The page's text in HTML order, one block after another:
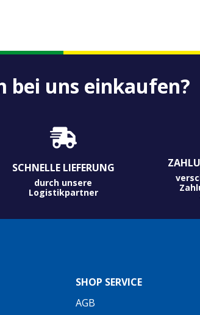
bei uns einkaufen?
SCHNELLE LIEFERUNG
durch unsere
Logistikpartner
SHOP SERVICE
AGB